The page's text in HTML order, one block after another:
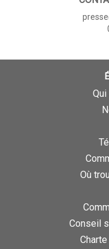
Où
Conseil